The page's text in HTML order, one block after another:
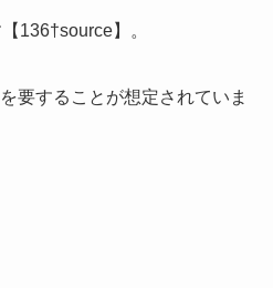
136†source】。
要することが想定されていま